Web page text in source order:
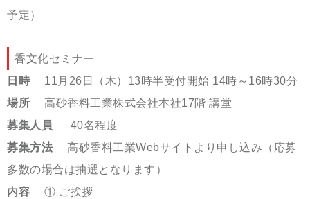
予定）
香文化セミナー
日時 11月26日（木）13時半受付開始 14時～16時30分
場所 高砂香料工業株式会社本社17階 講堂
募集人員 40名程度
募集方法 高砂香料工業Webサイトより申し込み（応募
多数の場合は抽選となります）
内容 ① ご挨拶